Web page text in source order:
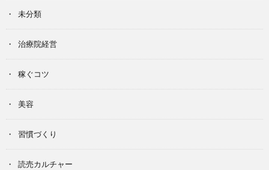
未分類
治療院経営
稼ぐコツ
美容
習慣づくり
読売カルチャー